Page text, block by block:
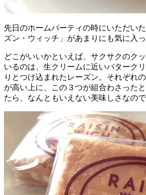
先日のホームパーティの時にいただい
ズン・ウィッチ」があまりにも気に入っ
どこがいいかといえば、サクサクのク
いるのは、生クリームに近いバターク
りとつけ込まれたレーズン。それぞれ
が高い上に、この３つが組合わさった
たら、なんともいえない美味しさなので